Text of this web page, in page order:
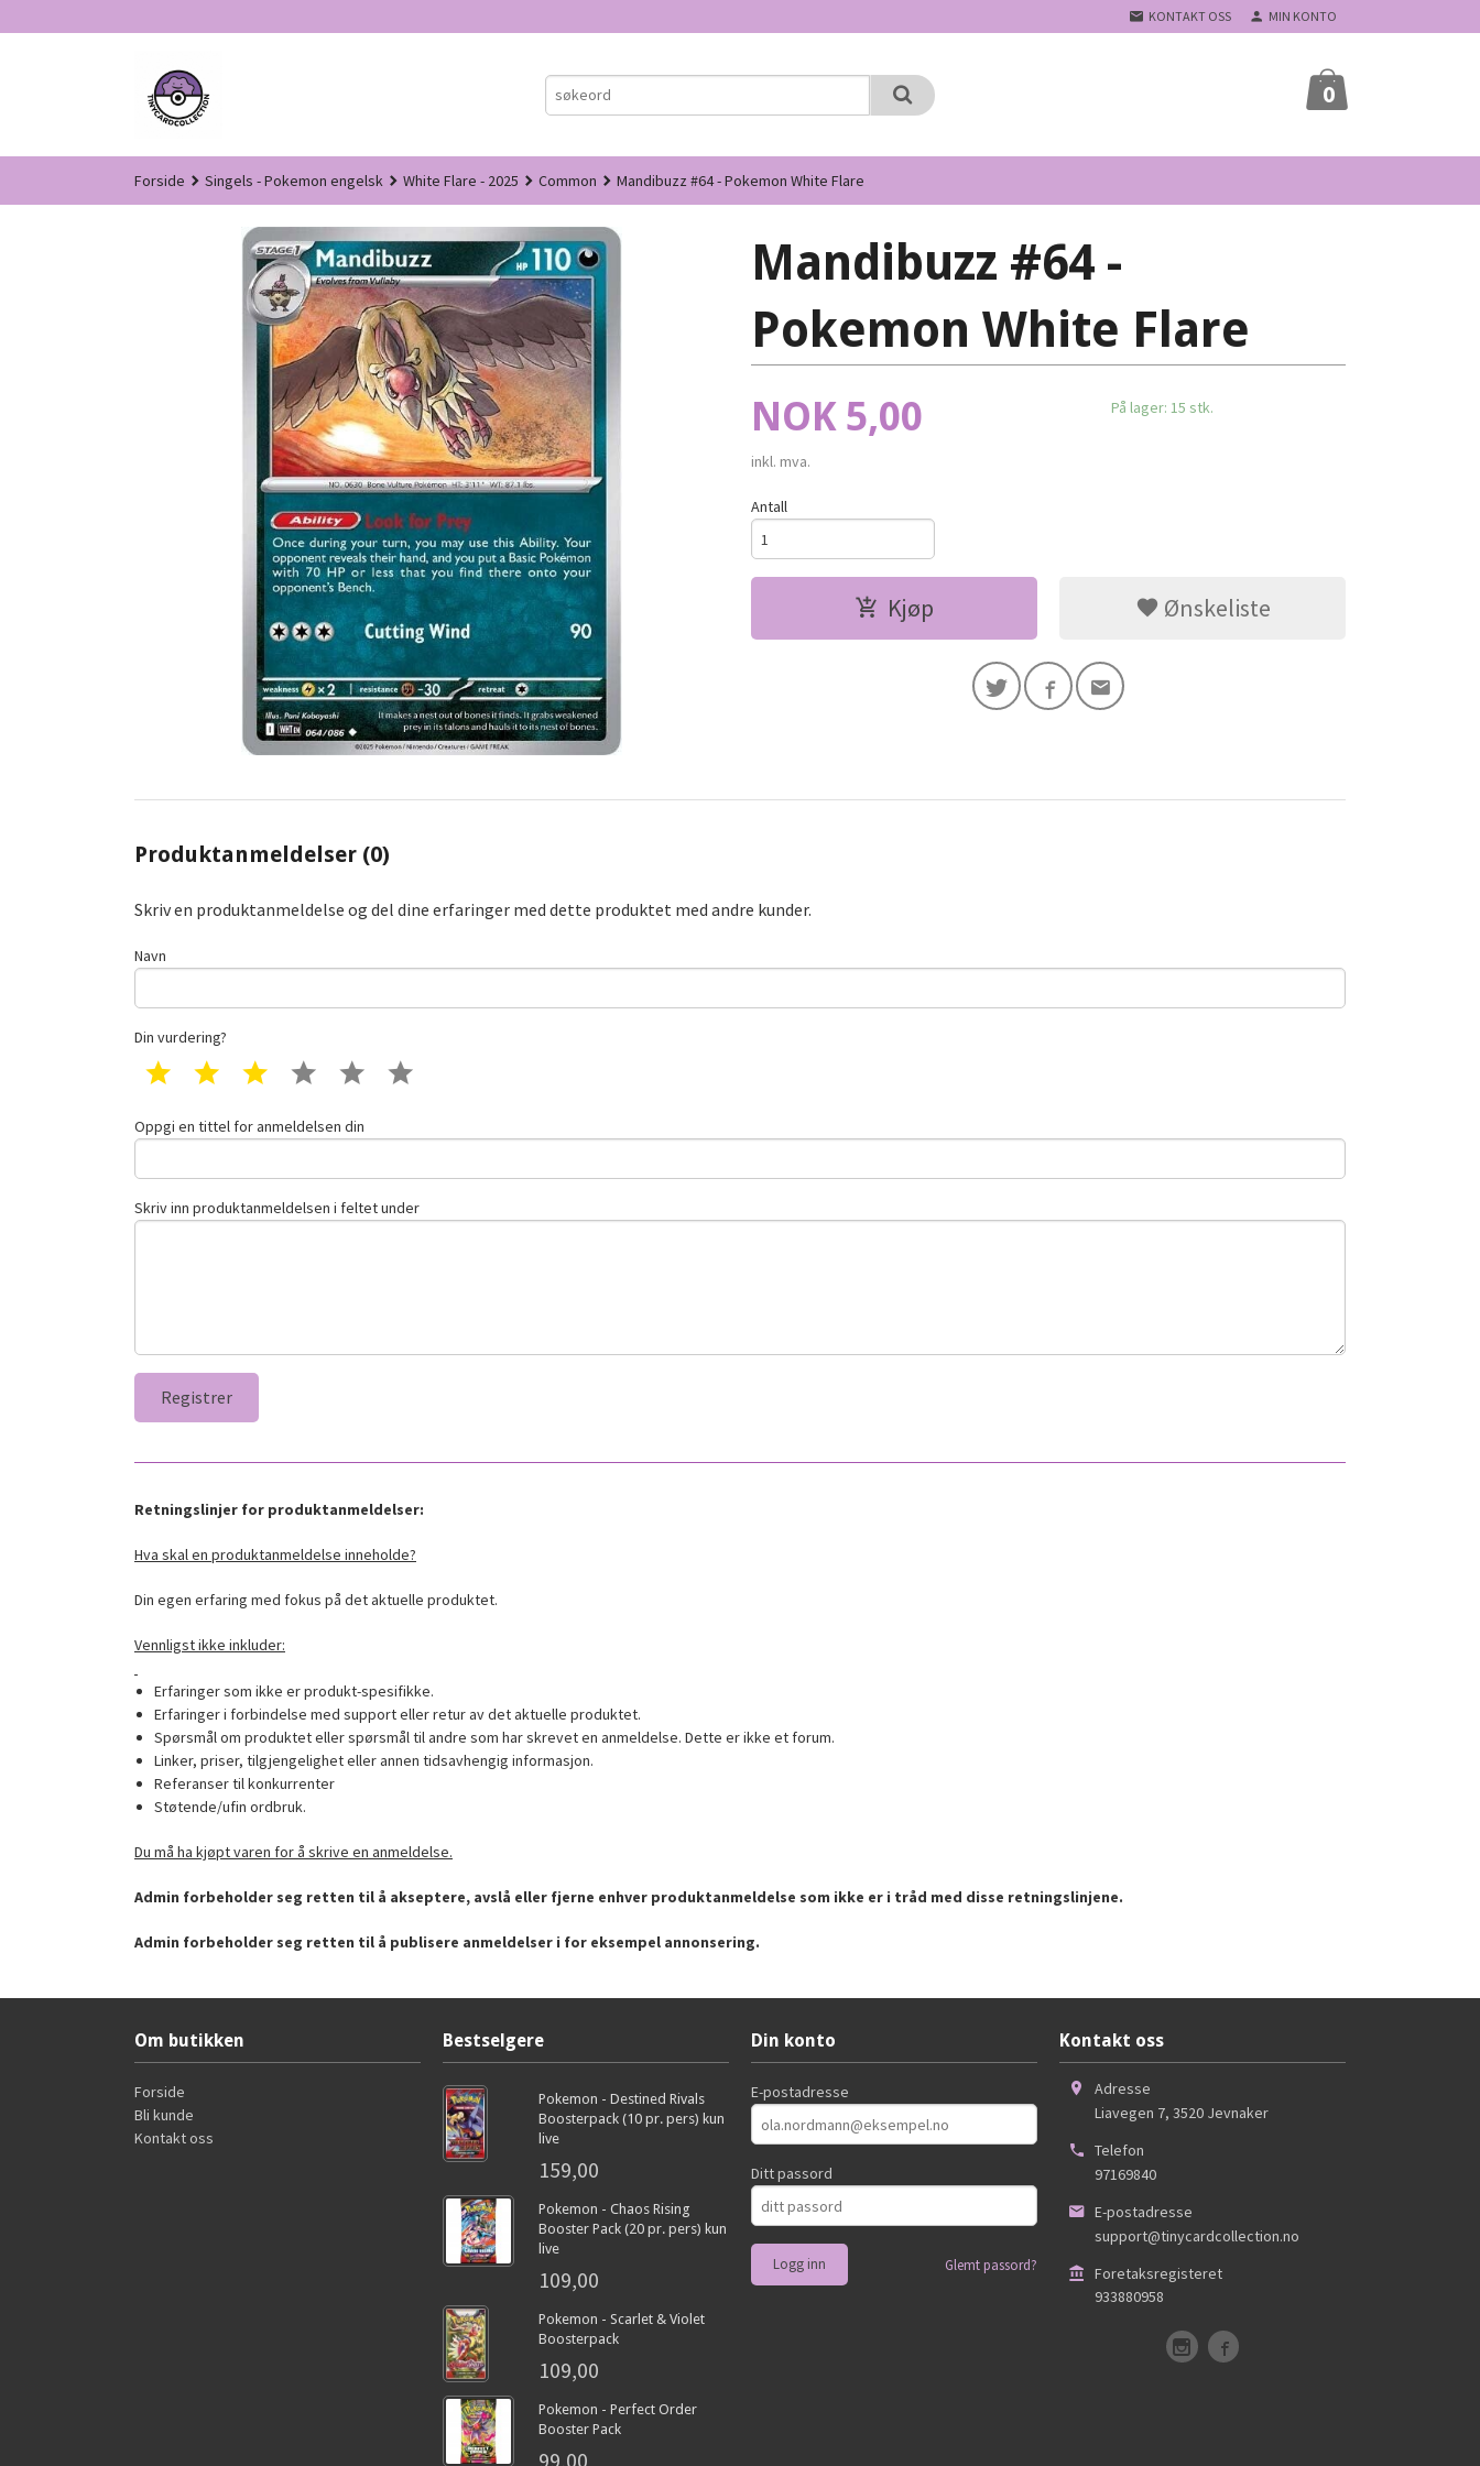
til
KONTAKT OSS MIN KONTO
0
Forside Singels - Pokemon engelsk White Flare - 2025 Common Mandibuzz #64 - Pokemon White Flare
Mandibuzz #64 -
Pokemon White Flare
Pris
NOK 5,00
inkl. mva.
På lager: 15 stk.
Antall
Kjøp Ønskeliste
Produktanmeldelser (0)
Skriv en produktanmeldelse og del dine erfaringer med dette produktet med andre kunder.
Navn
Din vurdering?
1 star 2 star 3 star 4 star 5 star
Oppgi en tittel for anmeldelsen din
Skriv inn produktanmeldelsen i feltet under
Retningslinjer for produktanmeldelser:
Hva skal en produktanmeldelse inneholde?
Din egen erfaring med fokus på det aktuelle produktet.
Vennligst ikke inkluder:
Erfaringer som ikke er produkt-spesifikke.
Erfaringer i forbindelse med support eller retur av det aktuelle produktet.
Spørsmål om produktet eller spørsmål til andre som har skrevet en anmeldelse. Dette er ikke et forum.
Linker, priser, tilgjengelighet eller annen tidsavhengig informasjon.
Referanser til konkurrenter
Støtende/ufin ordbruk.
Du må ha kjøpt varen for å skrive en anmeldelse.
Admin forbeholder seg retten til å akseptere, avslå eller fjerne enhver produktanmeldelse som ikke er i tråd med disse retningslinjene.
Admin forbeholder seg retten til å publisere anmeldelser i for eksempel annonsering.
Om butikken
Forside
Bli kunde
Kontakt oss
Bestselgere
Pokemon - Destined Rivals
Boosterpack (10 pr. pers) kun
live
159,00
Pokemon - Chaos Rising
Booster Pack (20 pr. pers) kun
live
109,00
Pokemon - Scarlet & Violet
Boosterpack
109,00
Pokemon - Perfect Order
Booster Pack
99,00
Din konto
E-postadresse
Ditt passord
Glemt passord?
Kontakt oss
Adresse
Liavegen 7, 3520 Jevnaker
Telefon
97169840
E-postadresse
support@tinycardcollection.no
Foretaksregisteret
933880958